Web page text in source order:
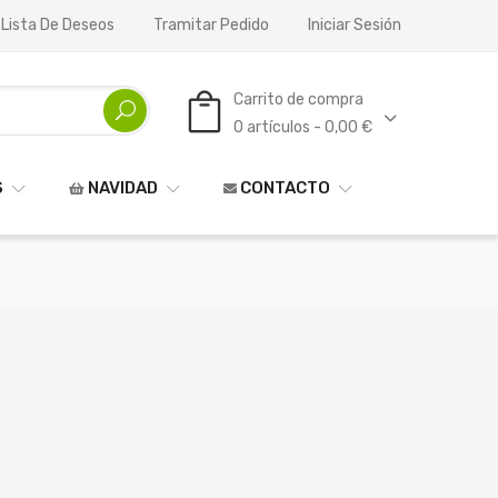
Lista De Deseos Tramitar Pedido Iniciar Sesión
Carrito de compra
0 artículos - 0,00 €
NAVIDAD CONTACTO